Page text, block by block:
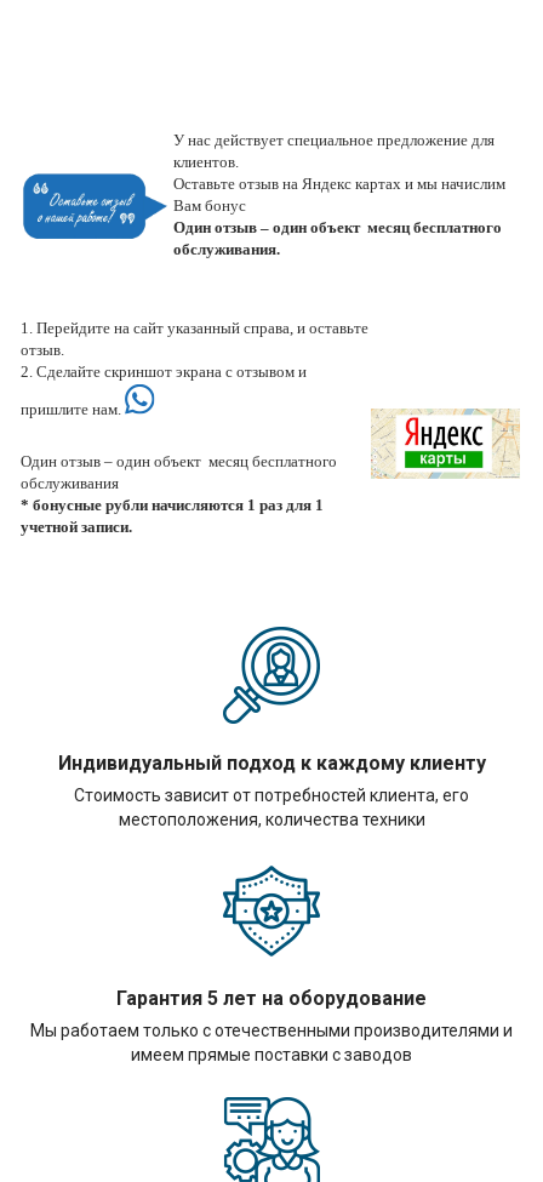
Индивидуальный подход к каждому клиенту
Стоимость зависит от потребностей клиента, его
местоположения, количества техники
Гарантия 5 лет на оборудование
Мы работаем только с отечественными производителями и
имеем прямые поставки с заводов
У нас действует специальное предложение для
клиентов.
Оставьте отзыв на Яндекс картах и мы начислим
Вам бонус
Один отзыв – один объект месяц бесплатного
обслуживания.
1. Перейдите на сайт указанный справа, и оставьте
отзыв.
2. Сделайте скриншот экрана с отзывом и
пришлите нам.
Один отзыв – один объект месяц бесплатного
обслуживания
* бонусные рубли начисляются 1 раз для 1
учетной записи.